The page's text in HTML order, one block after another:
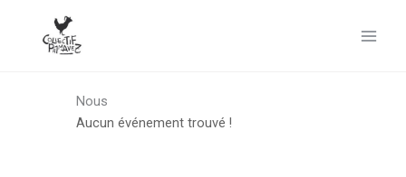
Nous
Aucun événement trouvé !